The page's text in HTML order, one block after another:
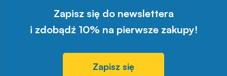
Zapisz się do newslettera
i zdobądź 10% na pierwsze zakupy!
Zapisz się